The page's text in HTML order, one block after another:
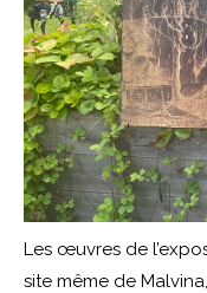
Les œuvres de
site même de